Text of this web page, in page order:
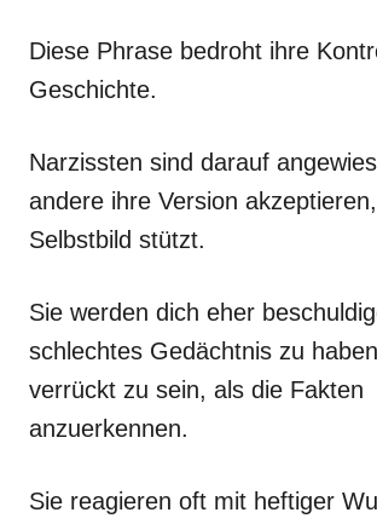
Diese Phrase bedroht ihre
Geschichte.
Narzissten sind darauf
andere ihre Version
Selbstbild stützt.
Sie werden dich eher
schlechtes Gedächtnis zu
verrückt zu sein, als die Fakten
anzuerkennen.
Sie reagieren oft mit heftiger